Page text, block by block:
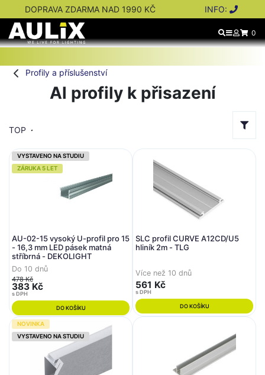
DOPRAVA ZDARMA NAD 1990 KČ INFO:
0
Profily a příslušenství
Al profily k přisazení
TOP
VYSTAVENO NA STUDIU
ZÁRUKA 5 LET
AU-02-15 vysoký U-profil pro 15
- 16,3 mm LED pásek matná
stříbrná - DEKOLIGHT
Do 10 dnů
478 Kč
383 Kč
s DPH
DO KOŠÍKU
SLC profil CURVE A12CD/U5
hliník 2m - TLG
Více než 10 dnů
561 Kč
s DPH
DO KOŠÍKU
NOVINKA
VYSTAVENO NA STUDIU